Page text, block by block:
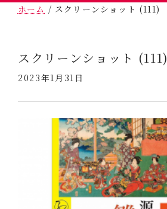
ホーム / スクリーンショット (111)
スクリーンショット (111)
2023年1月31日